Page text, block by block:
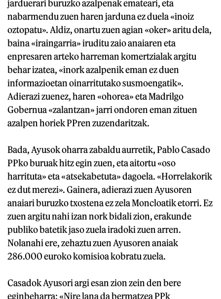
jarduerari buruzko azalpenak emateari, eta
nabarmendu zuen haren jarduna ez duela «inoiz
oztopatu». Aldiz, onartu zuen agian «oker» aritu dela,
baina «iraingarria» iruditu zaio anaiaren eta
enpresaren arteko harreman komertzialak argitu
behar izatea, «inork azalpenik eman ez duen
informazioetan oinarritutako susmoengatik».
Adierazi zuenez, haren «ohorea» eta Madrilgo
Gobernua «zalantzan» jarri ondoren eman zituen
azalpen horiek PPren zuzendaritzak.
Bada, Ayusok oharra zabaldu aurretik, Pablo Casado
PPko buruak hitz egin zuen, eta aitortu «oso
harrituta» eta «atsekabetuta» dagoela. «Horrelakorik
ez dut merezi». Gainera, adierazi zuen Ayusoren
anaiari buruzko txostena ez zela Moncloatik etorri. Ez
zuen argitu nahi izan nork bidali zion, erakunde
publiko batetik jaso zuela iradoki zuen arren.
Nolanahi ere, zehaztu zuen Ayusoren anaiak
286.000 euroko komisioa kobratu zuela.
Casadok Ayusori argi esan zion zein den bere
eginbeharra: «Nire lana da bermatzea PPk